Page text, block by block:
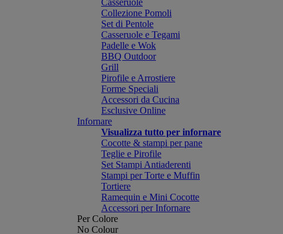
Casseruole
Collezione Pomoli
Set di Pentole
Casseruole e Tegami
Padelle e Wok
BBQ Outdoor
Grill
Pirofile e Arrostiere
Forme Speciali
Accessori da Cucina
Esclusive Online
Infornare
Visualizza tutto per infornare
Cocotte & stampi per pane
Teglie e Pirofile
Set Stampi Antiaderenti
Stampi per Torte e Muffin
Tortiere
Ramequin e Mini Cocotte
Accessori per Infornare
Per Colore
No Colour